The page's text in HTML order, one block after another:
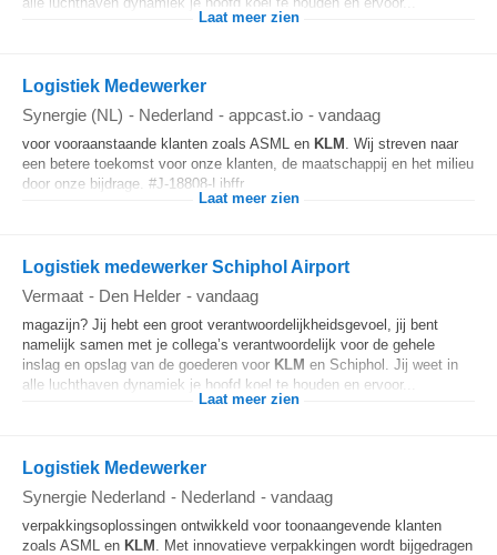
Laat meer zien
Logistiek Medewerker
Synergie (NL) - Nederland - appcast.io - vandaag
voor vooraanstaande klanten zoals ASML en KLM . Wij streven naar
een betere toekomst voor onze klanten, de maatschappij en het milieu
door onze bijdrage. #J-18808-Ljbffr...
Laat meer zien
Logistiek medewerker Schiphol Airport
Vermaat - Den Helder - vandaag
magazijn? Jij hebt een groot verantwoordelijkheidsgevoel, jij bent
namelijk samen met je collega’s verantwoordelijk voor de gehele
inslag en opslag van de goederen voor KLM en Schiphol. Jij weet in
alle luchthaven dynamiek je hoofd koel te houden en ervoor...
Laat meer zien
Logistiek Medewerker
Synergie Nederland - Nederland - vandaag
verpakkingsoplossingen ontwikkeld voor toonaangevende klanten
zoals ASML en KLM . Met innovatieve verpakkingen wordt bijgedragen